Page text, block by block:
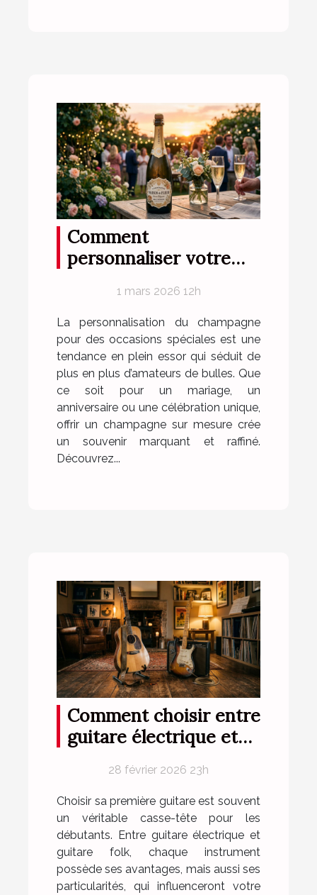
Comment
personnaliser votre
occasions spéciales ?
1 mars 2026 12h
La personnalisation du champagne
pour des occasions spéciales est une
tendance en plein essor qui séduit de
plus en plus d’amateurs de bulles. Que
ce soit pour un mariage, un
anniversaire ou une célébration unique,
offrir un champagne sur mesure crée
un souvenir marquant et raffiné.
Découvrez...
Comment choisir entre
guitare électrique et
28 février 2026 23h
Choisir sa première guitare est souvent
un véritable casse-tête pour les
débutants. Entre guitare électrique et
guitare folk, chaque instrument
possède ses avantages, mais aussi ses
particularités, qui influenceront votre